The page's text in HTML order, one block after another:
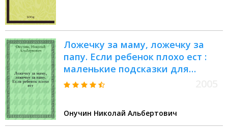
Ложечку за маму, ложечку за
папу. Если ребенок плохо ест :
маленькие подсказки для
родителей
Онучин Николай Альбертович